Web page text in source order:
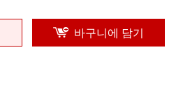
바구니에 담기